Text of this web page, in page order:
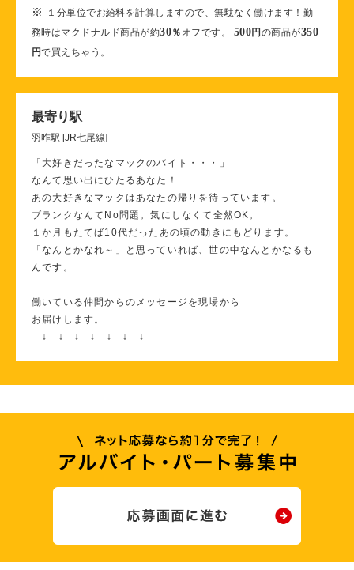
※
１分単位でお給料を計算しますので、無駄なく働けます！勤
務時はマクドナルド商品が約30％ オフです。 500円の商品が350
円で買えちゃう。
最寄り駅
羽咋駅 [JR七尾線]
「大好きだったなマックのバイト・・・」
なんて思い出にひたるあなた！
あの大好きなマックはあなたの帰りを待っています。
ブランクなんてNo問題。気にしなくて全然OK。
１か月もたてば10代だったあの頃の動きにもどります。
「なんとかなれ～」と思っていれば、世の中なんとかなるも
んです。
働いている仲間からのメッセージを現場から
お届けします。
↓ ↓ ↓ ↓ ↓ ↓ ↓